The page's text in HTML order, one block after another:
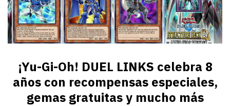
¡Yu-Gi-Oh! DUEL LINKS celebra 8
años con recompensas especiales,
gemas gratuitas y mucho más